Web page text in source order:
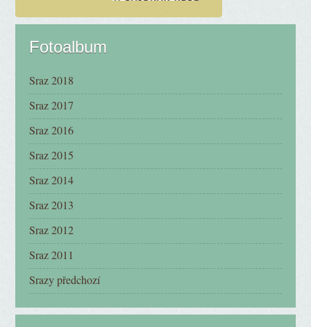
Fotoalbum
Sraz 2018
Sraz 2017
Sraz 2016
Sraz 2015
Sraz 2014
Sraz 2013
Sraz 2012
Sraz 2011
Srazy předchozí